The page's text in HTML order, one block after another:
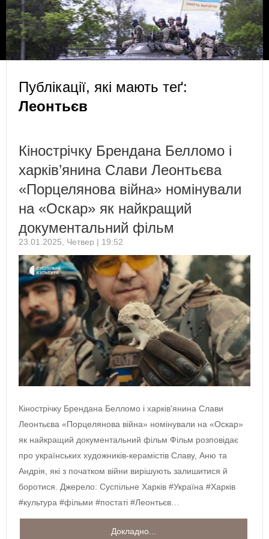
Публікації, які мають теґ:
Леонтьєв
Кінострічку Брендана Белломо і
харків’янина Слави Леонтьєва
«Порцелянова війна» номінували
на «Оскар» як найкращий
документальний фільм
23.01.2025, Четвер | 19:52
Кінострічку Брендана Белломо і харків'янина Слави
Леонтьєва «Порцелянова війна» номінували на «Оскар»
як найкращий документальний фільм Фільм розповідає
про українських художників-керамістів Славу, Аню та
Андрія, які з початком війни вирішують залишитися й
боротися. Джерело: Суспільне Харків #Україна #Харків
#культура #фільми #постаті #Леонтьєв…
Докладно...